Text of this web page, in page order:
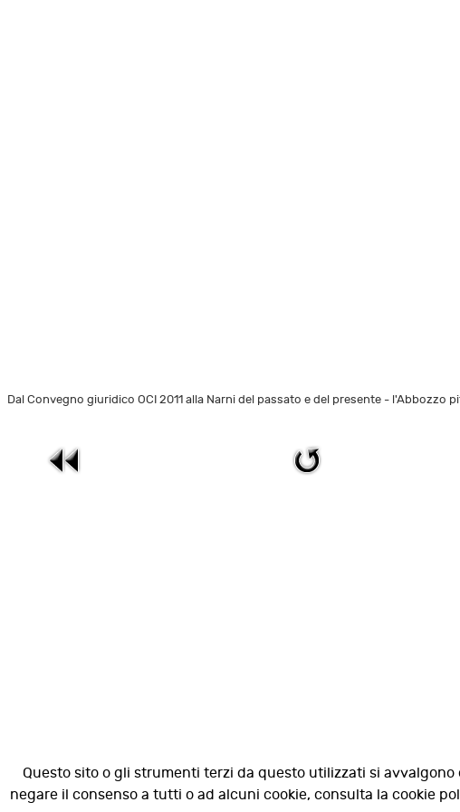
Dal Convegno giuridico OCI 2011 alla Narni del passato e del presente - l'Abbozzo
Questo sito o gli strumenti terzi da questo utilizzati si
negare il consenso a tutti o ad alcuni cookie, consulta la cookie